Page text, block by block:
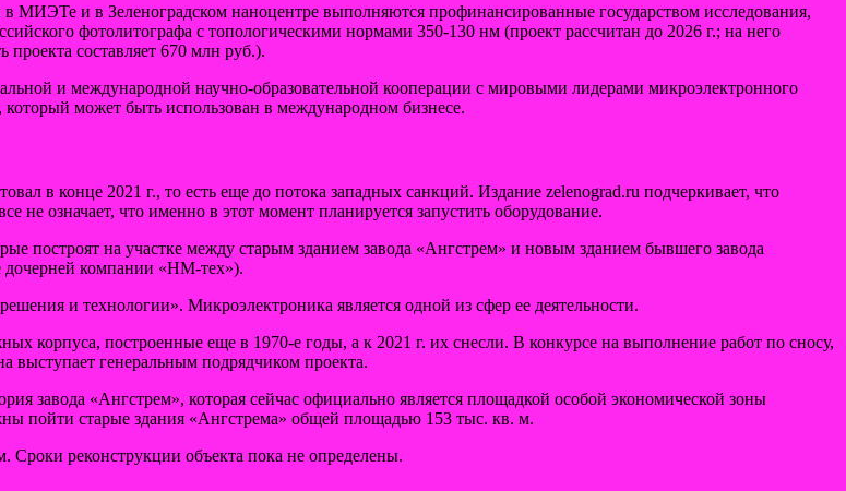
МИЭТе и в Зеленоградском наноцентре выполняются профинансированные государством исследования,
фотолитографа с топологическими нормами 350-130 нм (проект рассчитан до 2026 г.; на него
составляет 670 млн руб.).
и международной научно-образовательной кооперации с мировыми лидерами микроэлектронного
может быть использован в международном бизнесе.
в конце 2021 г., то есть еще до потока западных санкций. Издание zelenograd.ru подчеркивает, что
означает, что именно в этот момент планируется запустить оборудование.
построят на участке между старым зданием завода «Ангстрем» и новым зданием бывшего завода
дочерней компании «НМ-тех»).
и технологии». Микроэлектроника является одной из сфер ее деятельности.
корпуса, построенные еще в 1970-е годы, а к 2021 г. их снесли. В конкурсе на выполнение работ по сносу,
выступает генеральным подрядчиком проекта.
завода «Ангстрем», которая сейчас официально является площадкой особой экономической зоны
пойти старые здания «Ангстрема» общей площадью 153 тыс. кв. м.
реконструкции объекта пока не определены.